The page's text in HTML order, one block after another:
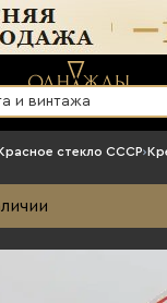
стекло СССР›